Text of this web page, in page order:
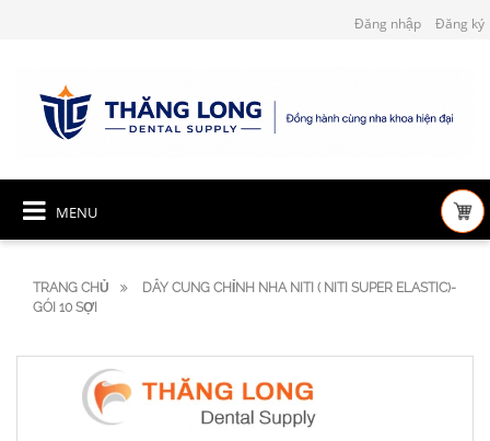
Đăng nhập Đăng ký
MENU
TRANG CHỦ
DÂY CUNG CHỈNH NHA NITI ( NITI SUPER ELASTIC)-
GÓI 10 SỢI